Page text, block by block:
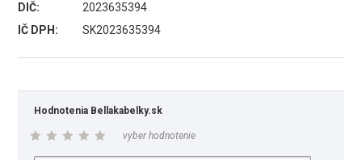
DIČ:
2023635394
IČ DPH:
SK2023635394
Hodnotenia Bellakabelky.sk
vyber hodnotenie